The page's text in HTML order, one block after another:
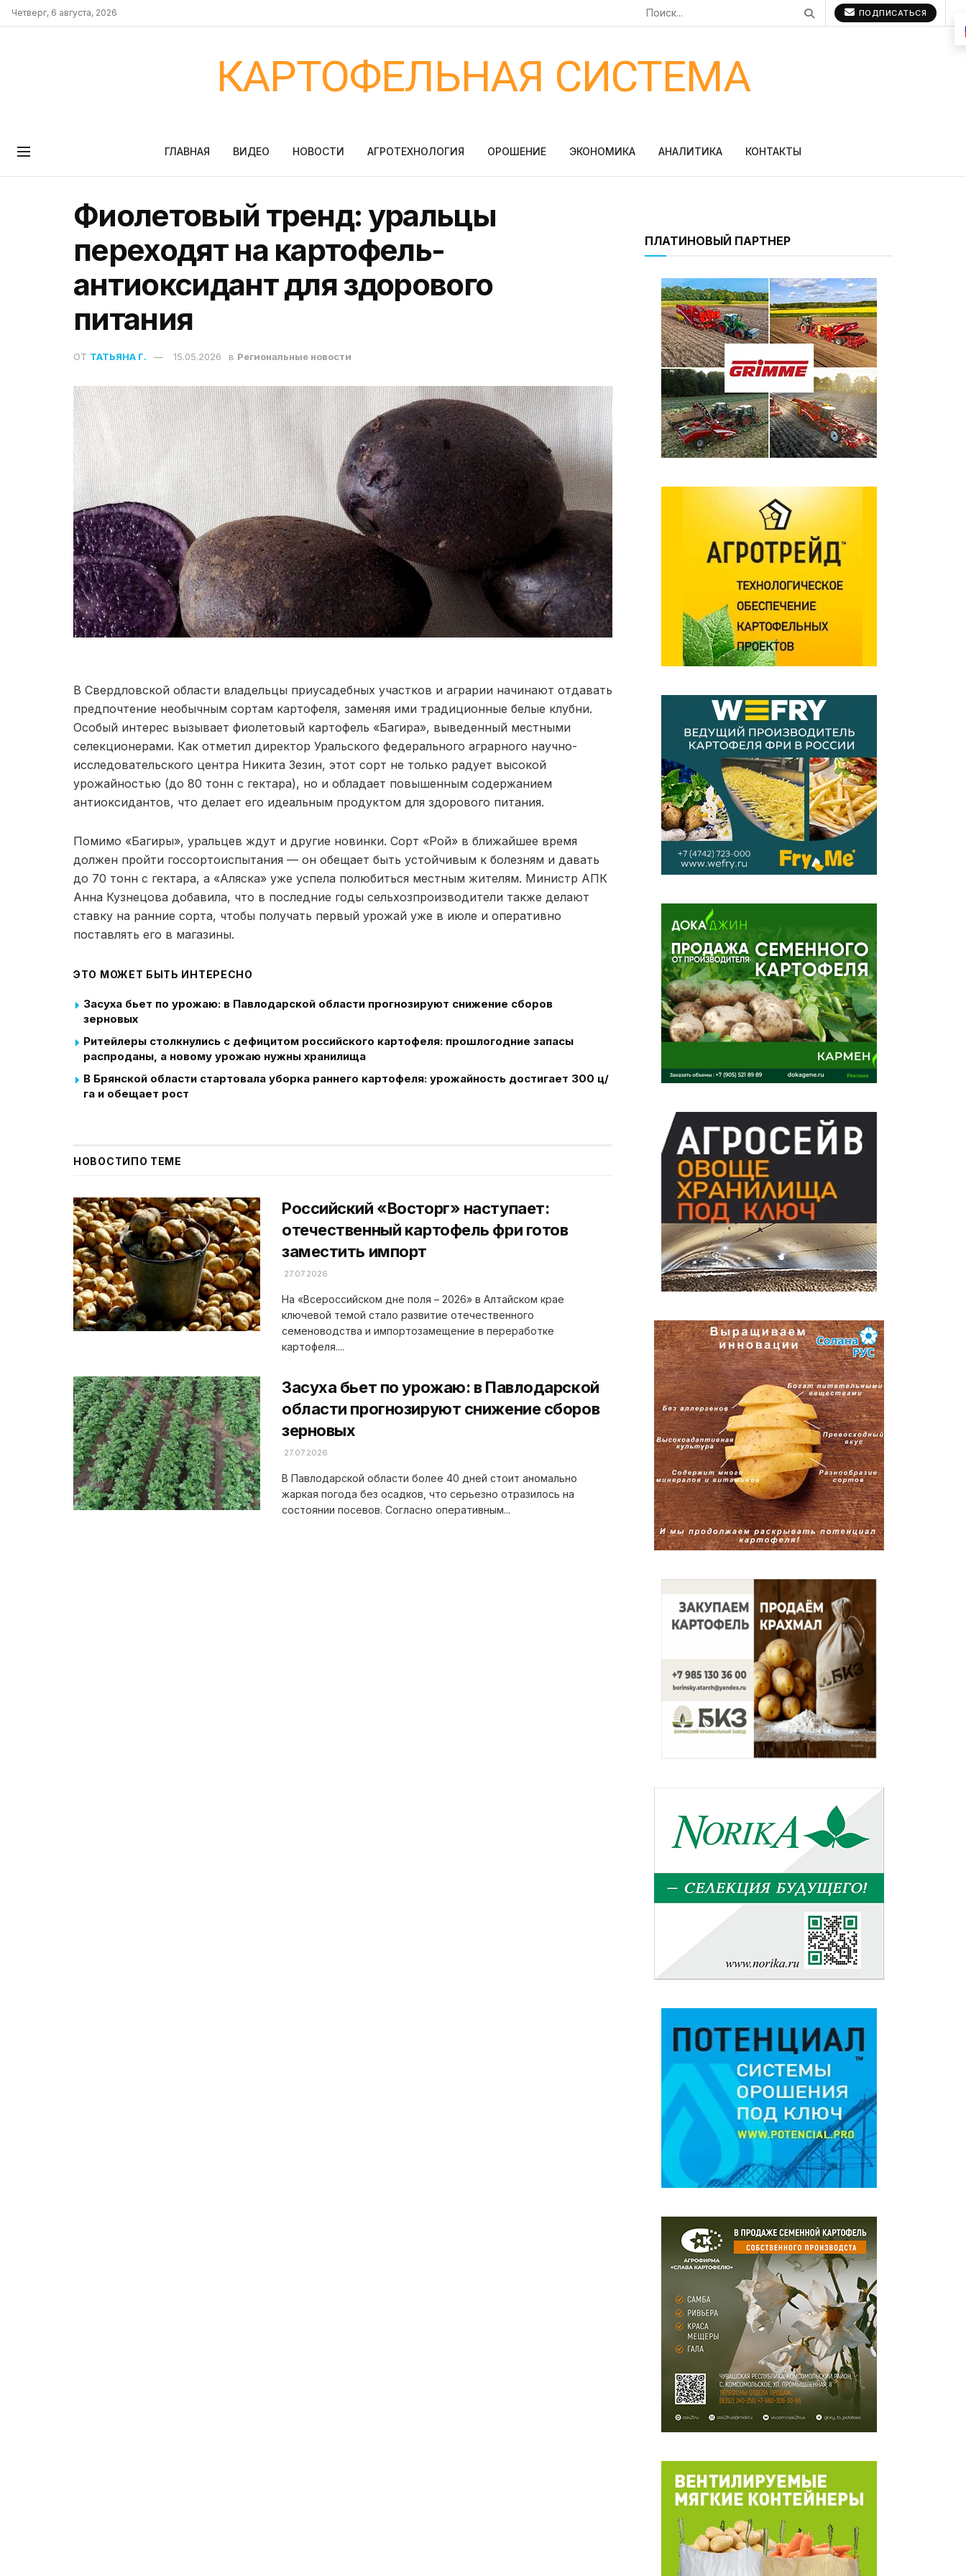
Четверг, 6 августа, 2026 ПОДПИСАТЬСЯ
КАРТОФЕЛЬНАЯ СИСТЕМА
ГЛАВНАЯ ВИДЕО НОВОСТИ АГРОТЕХНОЛОГИЯ ОРОШЕНИЕ ЭКОНОМИКА АНАЛИТИКА КОНТАКТЫ
Фиолетовый тренд: уральцы
переходят на картофель-
антиоксидант для здорового
питания
ОТ ТАТЬЯНА Г. 15.05.2026 в Региональные новости
В Свердловской области владельцы приусадебных участков и аграрии начинают отдавать
предпочтение необычным сортам картофеля, заменяя ими традиционные белые клубни.
Особый интерес вызывает фиолетовый картофель «Багира», выведенный местными
селекционерами. Как отметил директор Уральского федерального аграрного научно-
исследовательского центра Никита Зезин, этот сорт не только радует высокой
урожайностью (до 80 тонн с гектара), но и обладает повышенным содержанием
антиоксидантов, что делает его идеальным продуктом для здорового питания.
Помимо «Багиры», уральцев ждут и другие новинки. Сорт «Рой» в ближайшее время
должен пройти госсортоиспытания — он обещает быть устойчивым к болезням и давать
до 70 тонн с гектара, а «Аляска» уже успела полюбиться местным жителям. Министр АПК
Анна Кузнецова добавила, что в последние годы сельхозпроизводители также делают
ставку на ранние сорта, чтобы получать первый урожай уже в июле и оперативно
поставлять его в магазины.
ЭТО МОЖЕТ БЫТЬ ИНТЕРЕСНО
Засуха бьет по урожаю: в Павлодарской области прогнозируют снижение сборов
зерновых
Ритейлеры столкнулись с дефицитом российского картофеля: прошлогодние запасы
распроданы, а новому урожаю нужны хранилища
В Брянской области стартовала уборка раннего картофеля: урожайность достигает 300 ц/
га и обещает рост
НОВОСТИПО ТЕМЕ
Российский «Восторг» наступает:
отечественный картофель фри готов
заместить импорт
27.07.2026
На «Всероссийском дне поля – 2026» в Алтайском крае
ключевой темой стало развитие отечественного
семеноводства и импортозамещение в переработке
картофеля....
Засуха бьет по урожаю: в Павлодарской
области прогнозируют снижение сборов
зерновых
27.07.2026
В Павлодарской области более 40 дней стоит аномально
жаркая погода без осадков, что серьезно отразилось на
состоянии посевов. Согласно оперативным...
ПЛАТИНОВЫЙ ПАРТНЕР